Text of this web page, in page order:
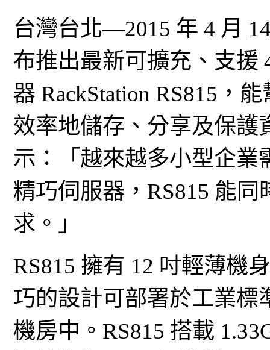
台灣台北—2015 年 4 月
布推出最新可擴充、支援
器 RackStation RS815，
效率地儲存、分享及保護
示：「越來越多小型企業
精巧伺服器，RS815 能
求。」
RS815 擁有 12 吋輕薄機
巧的設計可部署於工業標
機房中。RS815 搭載